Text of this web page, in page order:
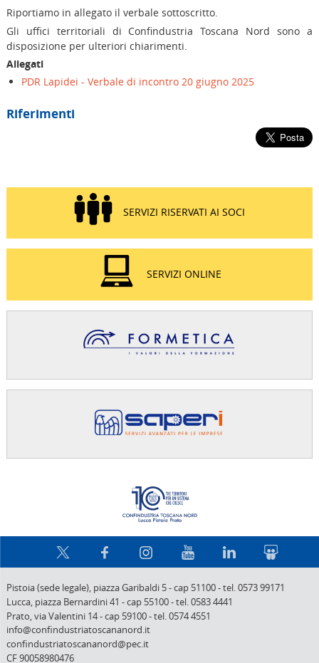
Riportiamo in allegato il verbale sottoscritto.
Gli uffici territoriali di Confindustria Toscana Nord sono a
disposizione per ulteriori chiarimenti.
Allegati
PDR Lapidei - Verbale di incontro 20 giugno 2025
Riferimenti
SERVIZI RISERVATI AI SOCI
SERVIZI ONLINE
Pistoia (sede legale), piazza Garibaldi 5-cap 51100-tel. 0573 99171
Lucca, piazza Bernardini 41 -cap 55100-tel. 0583 4441
Prato,via Valentini 14-cap 59100-tel. 0574 4551
info@confindustriatoscananord.it
confindustriatoscananord@pec.it
CF 90058980476